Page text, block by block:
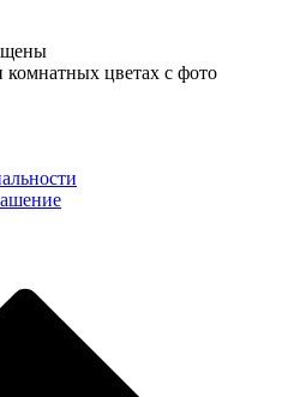
цветах с фото